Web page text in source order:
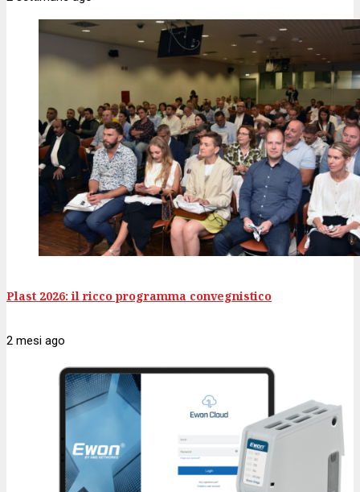
Plast 2026: il ricco programma convegnistico
2 mesi ago